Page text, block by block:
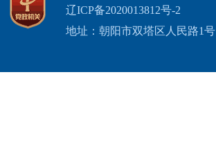
辽ICP备2020013812号-2
地址：朝阳市双塔区人民路1号